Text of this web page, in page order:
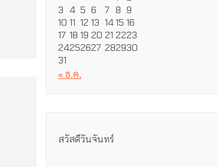
3 4 5 6 7 8 9
10 11 12 13 1415 16
17 18 19 20 21 2223
24252627 282930
31
« ธ.ค.
สวัสดีวันจันทร์